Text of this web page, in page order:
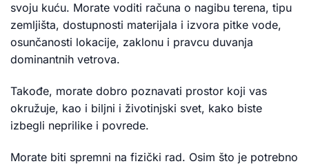
svoju kuću. Morate voditi računa o nagibu terena, tipu
zemljišta, dostupnosti materijala i izvora pitke vode,
osunčanosti lokacije, zaklonu i pravcu duvanja
dominantnih vetrova.
Takođe, morate dobro poznavati prostor koji vas
okružuje, kao i biljni i životinjski svet, kako biste
izbegli neprilike i povrede.
Morate biti spremni na fizički rad. Osim što je potrebno